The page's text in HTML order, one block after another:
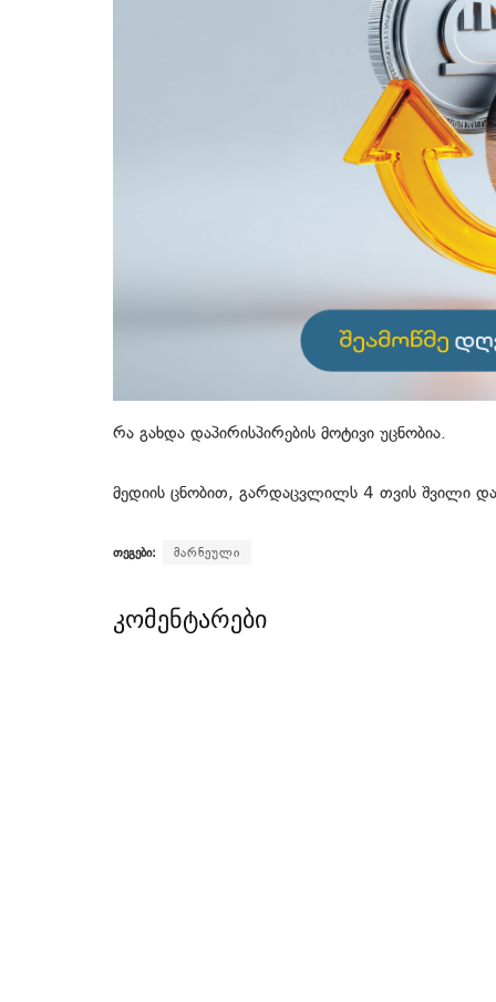
რა გახდა დაპირისპირების მოტივი უცნობია.
მედიის ცნობით, გარდაცვლილს 4 თვის შვილი
თეგები: მარნეული
კომენტარები